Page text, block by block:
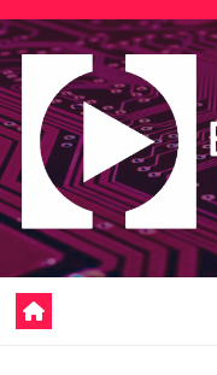
Saltar
al
contenido